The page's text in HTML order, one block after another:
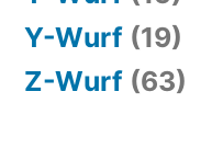
Y-Wurf (19)
Z-Wurf (63)